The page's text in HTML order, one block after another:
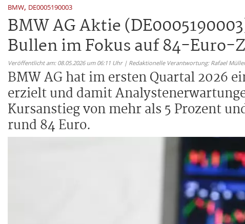
BMW, DE0005190003
BMW AG Aktie
Bullen im Fokus auf 84-Euro-
Veröffentlicht am: 08.05.2026 um 06:11 Uhr | Redaktionelle Verantwortung: Rafael
BMW AG hat im ersten Quartal 2026
erzielt und damit
Kursanstieg von mehr als 5 Prozent
rund 84 Euro.